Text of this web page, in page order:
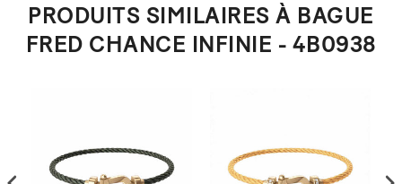
PRODUITS SIMILAIRES À BAGUE
FRED CHANCE INFINIE - 4B0938